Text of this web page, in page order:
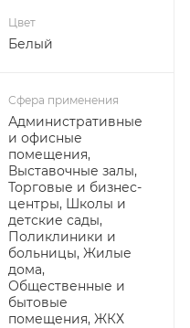
Цвет
Белый
Сфера применения
Административные
и офисные
помещения,
Выставочные залы,
Торговые и бизнес-
центры, Школы и
детские сады,
Поликлиники и
больницы, Жилые
дома,
Общественные и
бытовые
помещения, ЖКХ